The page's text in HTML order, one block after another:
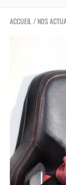
ACCUEIL / NOS